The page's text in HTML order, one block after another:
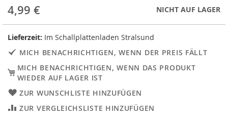
4,99 € NICHT AUF LAGER
Lieferzeit: Im Schallplattenladen Stralsund
MICH BENACHRICHTIGEN, WENN DER PREIS FÄLLT
MICH BENACHRICHTIGEN, WENN DAS PRODUKT
WIEDER AUF LAGER IST
ZUR WUNSCHLISTE HINZUFÜGEN
ZUR VERGLEICHSLISTE HINZUFÜGEN